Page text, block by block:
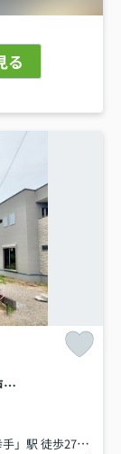
る
ワイウッドコート久喜市吉羽第7期 新築一戸建て 05
」駅 徒歩27分